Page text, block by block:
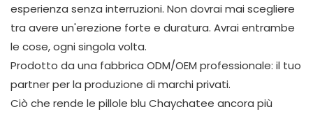
esperienza senza interruzioni. Non dovrai mai scegliere
tra avere un'erezione forte e duratura. Avrai entrambe
le cose, ogni singola volta.
Prodotto da una fabbrica ODM/OEM professionale: il tuo
partner per la produzione di marchi privati.
Ciò che rende le pillole blu Chaychatee ancora più